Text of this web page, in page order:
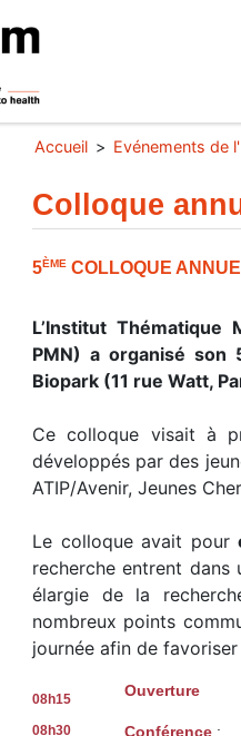
Accueil Evénements de
Colloque
5ÈME COLLOQUE
L’Institut Thématique
PMN) a organisé son
Biopark (11 rue Watt,
Ce colloque visait à
développés par des
ATIP/Avenir, Jeunes
Le colloque avait pour
recherche entrent dans
élargie de la
nombreux points
journée afin de
08h15 Ouverture
08h30 Conférence :